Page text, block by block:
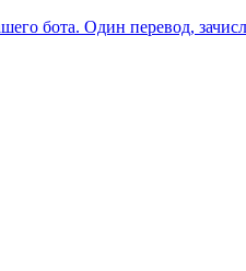
бота. Один перевод,